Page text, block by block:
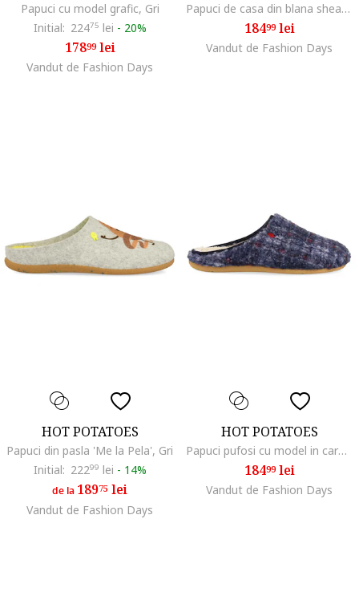
Papuci cu model grafic, Gri
Initial: 22475 lei - 20%
17899lei
Vandut de Fashion Days
Papuci de casa din blana shearling sintetica, Maro
18499lei
Vandut de Fashion Days
HOT POTATOES
Papuci din pasla 'Me la Pela', Gri
Initial: 22299 lei - 14%
de la 18975 lei
Vandut de Fashion Days
HOT POTATOES
Papuci pufosi cu model in carouri, Albastru inchis
18499lei
Vandut de Fashion Days